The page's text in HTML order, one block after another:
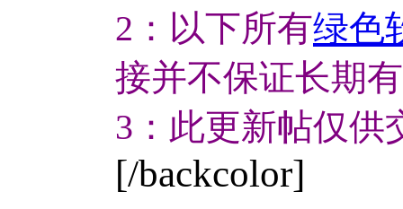
2：以下所有绿色
接并不保证长期
3：此更新帖仅供
[/backcolor]